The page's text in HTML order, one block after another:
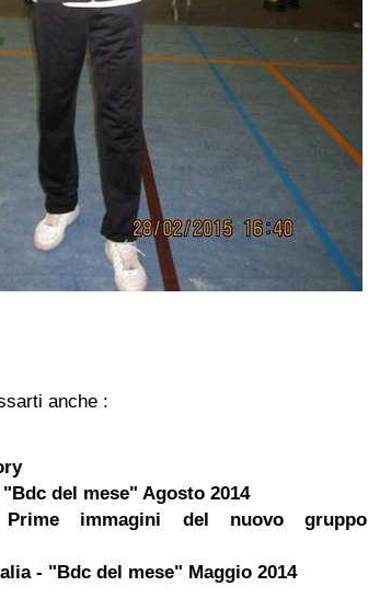
anche :
del mese" Agosto 2014
Prime immagini del nuovo gruppo
- "Bdc del mese" Maggio 2014